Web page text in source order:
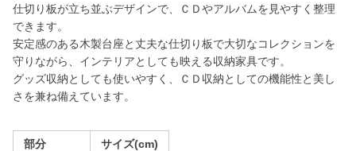
仕切り板が立ち並ぶデザインで、ＣＤやアルバムを見やすく整理
できます。
安定感のある木製台座と丈夫な仕切り板で大切なコレクションを
守りながら、インテリアとしても映える収納家具です。
グッズ収納としても使いやすく、ＣＤ収納としての機能性と美し
さを兼ね備えています。
部分 サイズ(cm)